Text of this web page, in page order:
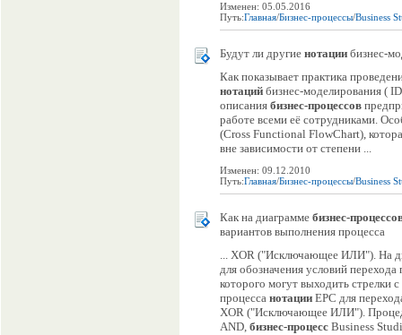
Изменен: 05.05.2016
Путь:Главная/Бизнес-процессы/Business
Будут ли другие нотации бизнес-
Как показывает практика
нотаций бизнес-моделирования (
описания бизнес-процессов
работе всеми её сотрудниками.
(Cross Functional FlowChart),
вне зависимости от степени ...
Изменен: 09.12.2010
Путь:Главная/Бизнес-процессы/Business
Как на диаграмме бизнес-
вариантов выполнения процесса
... XOR ("Исключающее ИЛИ"). На
для обозначения условий
которого могут выходить стрелки
процесса нотации EPC для
XOR ("Исключающее ИЛИ").
AND, бизнес-процесс Business